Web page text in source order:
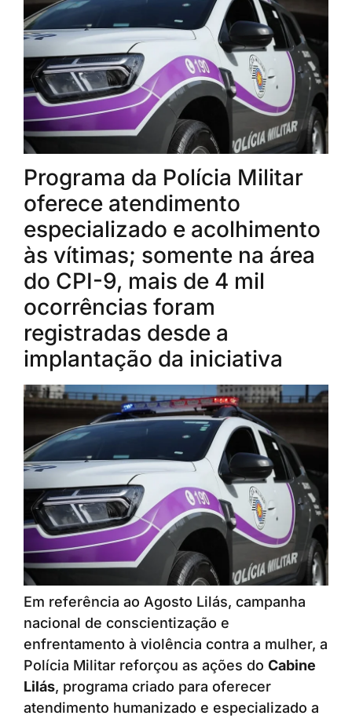
Programa da Polícia Militar
oferece atendimento
especializado e acolhimento
às vítimas; somente na área
do CPI-9, mais de 4 mil
ocorrências foram
registradas desde a
implantação da iniciativa
Em referência ao Agosto Lilás, campanha
nacional de conscientização e
enfrentamento à violência contra a mulher, a
Polícia Militar reforçou as ações do Cabine
Lilás, programa criado para oferecer
atendimento humanizado e especializado a